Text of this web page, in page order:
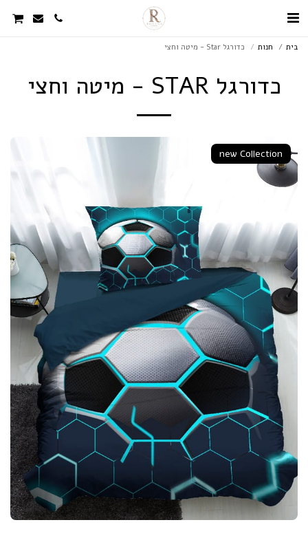
בית חנות כדורגל Star - מיטה וחצי
כדורגל STAR - מיטה וחצי
new Collection